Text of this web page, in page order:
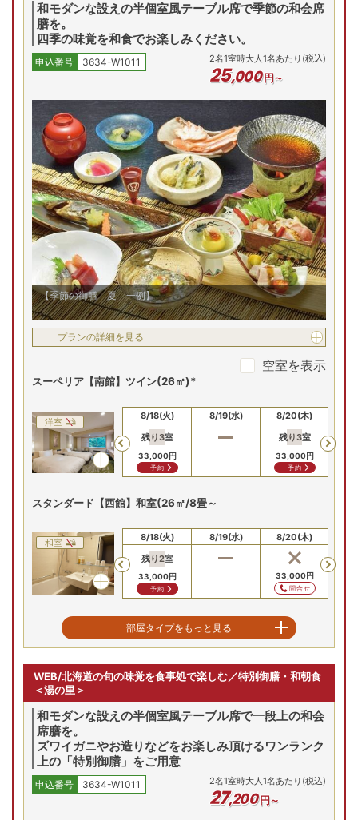
江戸末期創業の第一滝本館は、登別温泉街の中央に位置し、
正面には地獄谷の噴気が立ち上る最高のロケーションにあり
ます。客室数は約400室。館内には複数の飲食店、土産処、
プールも完備する一大温泉リゾート
Previous
10/7(水)
26,800円
予約
10/8(木)
残り3室
26,800
予約
10/9(金)
残り6室
円
予約
10/10(土)
問合せ
プランの詳細を見る
空室を表示
和室
【スーペリア南館和室/例】
ユニットバスタイプ
【お部屋タイプ】
お部屋の詳細を見る
スーペリア【南館】和室
(26㎡/10畳)
申込番号 3634-W1011 2名1室時大人1名あたり(税込)
23,800円～
Previous
予約 予約
8/27(木)
予約
プランの詳細を見る
洋室
【スーペリア東館/例】シャ
ワーブース完備
【お部屋タイプ】
お部屋の詳細を見る
スーペリア【東館】ツイ
申込番号 3634-W1011
24,800円～
Previous
8/26(水)
残り5
32,800円
予約
8/27(木)
32,800円
予約
8/28(金)
32,800円
8/29(土)
プランの詳細を見る
和モダンな設えの半個室風テーブル席で季節の和会席
膳を。
四季の味覚を和食でお楽しみください。
申込番号 3634-W1011 2名1室時大人1名あたり(税込)
25,000円～
【季節の御膳 夏 一例】
プランの詳細を見る
空室を表示
スーペリア【南館】ツイン(26㎡)*
洋室
Previous
8/16(日) 8/17(月)
8/18(火)
残り3室
33,000円
予約
8/19(水)
8/20(木)
残り3室
33,000円
予約
スタンダード【西館】和室(26㎡/8畳～
和室
Previous
8/16(日) 8/17(月)
8/18(火)
残り2室
33,000円
予約
8/19(水) 8/20(木)
33,000円
問合せ
スーペリア【南館】和室(26㎡/10畳)
和室
Previous
残り2室
予約
残り2室
予約
スーペリア【東館】ツイン(32㎡)*
洋室
8/16(日) 8/17(月) 8/18(火) 8/19(水)
8/20(木)
残り
部屋タイプをもっと見る
WEB/北海道の旬の味覚を食事処で楽しむ／特別御膳・和朝食
＜湯の里＞
和モダンな設えの半個室風テーブル席で一段上の和会
席膳を。
ズワイガニやお造りなどをお楽しみ頂けるワンランク
上の「特別御膳」をご用意
申込番号 3634-W1011 2名1室時大人1名あたり(税込)
27,200円～